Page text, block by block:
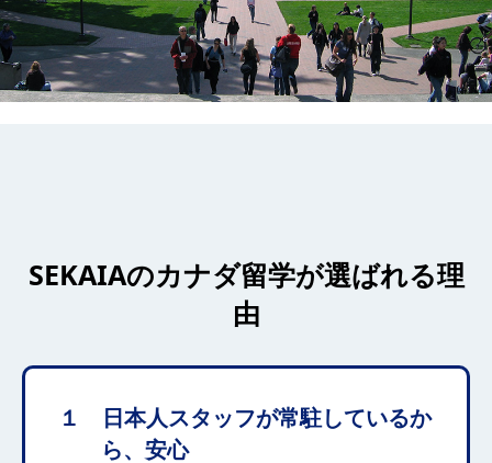
SEKAIAのカナダ留学が選ばれる理
由
１ 日本人スタッフが常駐しているか
ら、安心